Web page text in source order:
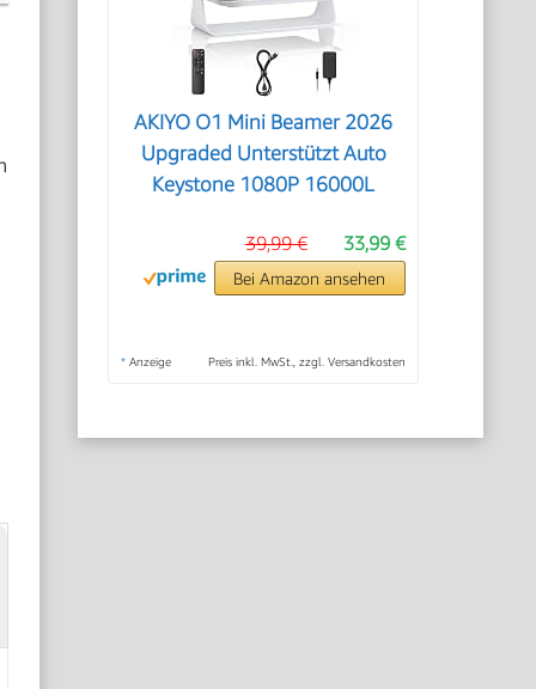
AKIYO O1 Mini Beamer 2026
Upgraded Unterstützt Auto
Keystone 1080P 16000L
33,99 €
39,99 €
Bei Amazon ansehen
* Anzeige Preis inkl. MwSt., zzgl. Versandkosten